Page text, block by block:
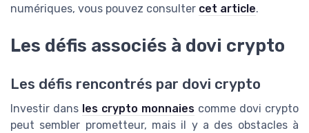
numériques, vous pouvez consulter cet article.
Les défis associés à dovi crypto
Les défis rencontrés par dovi crypto
Investir dans les crypto monnaies comme dovi crypto
peut sembler prometteur, mais il y a des obstacles à